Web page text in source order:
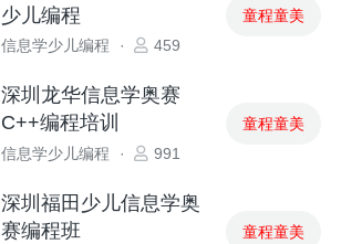
少儿编程
信息学少儿编程 · 459
童程童美
深圳龙华信息学奥赛
C++编程培训
信息学少儿编程 · 991
童程童美
深圳福田少儿信息学奥
赛编程班
童程童美